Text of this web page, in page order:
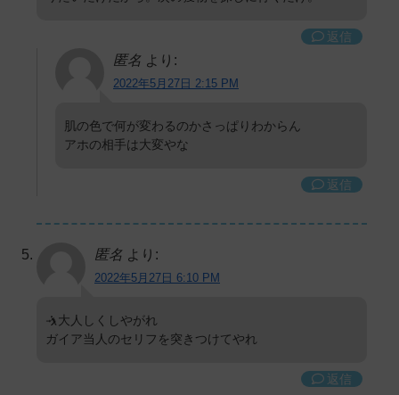
返信
匿名 より:
2022年5月27日 2:15 PM
肌の色で何が変わるのかさっぱりわからん
アホの相手は大変やな
返信
匿名 より:
2022年5月27日 6:10 PM
🤺大人しくしやがれ
ガイア当人のセリフを突きつけてやれ
返信